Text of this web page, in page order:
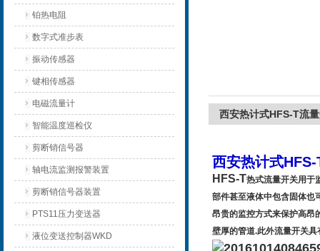
铂热电阻
数字式准步表
振动传感器
键相传感器
电磁流量计
智能温度巡检仪
剪断销信号器
轴电流监测报警装置
剪断销信号器装置
PTS11压力变送器
液位变送控制器WKD
西安热计式HFS-T流
西安热计式
HFS-T热式流量开关用于
部件甚至液体中包含固体也
昂贵的监控方式来保护高昂
壁厚的管道.此外流量开关